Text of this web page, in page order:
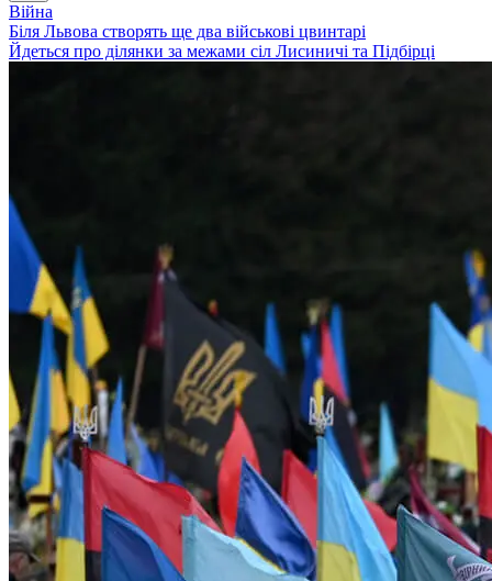
Війна
Біля Львова створять ще два військові цвинтарі
Йдеться про ділянки за межами сіл Лисиничі та Підбірці